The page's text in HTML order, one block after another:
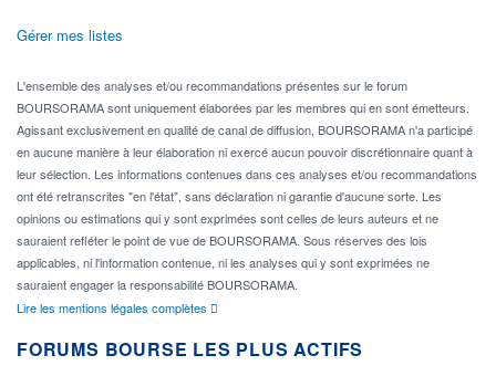
Gérer mes listes
L'ensemble des analyses et/ou recommandations présentes sur le forum
BOURSORAMA sont uniquement élaborées par les membres qui en sont émetteurs.
Agissant exclusivement en qualité de canal de diffusion, BOURSORAMA n'a participé
en aucune manière à leur élaboration ni exercé aucun pouvoir discrétionnaire quant à
leur sélection. Les informations contenues dans ces analyses et/ou recommandations
ont été retranscrites "en l'état", sans déclaration ni garantie d'aucune sorte. Les
opinions ou estimations qui y sont exprimées sont celles de leurs auteurs et ne
sauraient refléter le point de vue de BOURSORAMA. Sous réserves des lois
applicables, ni l'information contenue, ni les analyses qui y sont exprimées ne
sauraient engager la responsabilité BOURSORAMA.
Lire les mentions légales complètes
FORUMS BOURSE LES PLUS ACTIFS